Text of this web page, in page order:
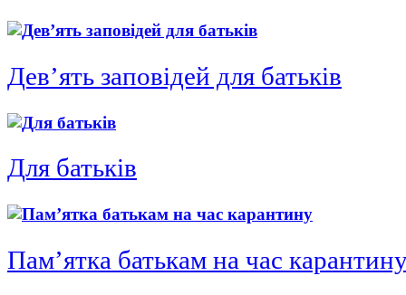
Дев’ять заповідей для батьків
Для батьків
Пам’ятка батькам на час